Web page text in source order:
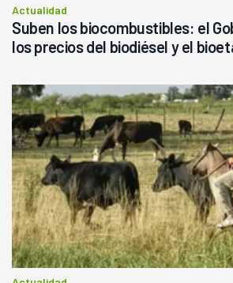
Actualidad
Suben los biocombustibles: el
los precios del biodiésel y el